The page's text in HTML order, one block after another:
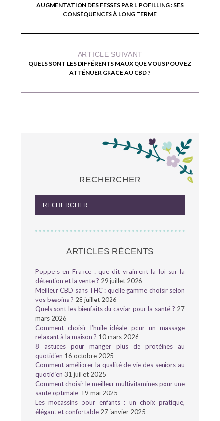
AUGMENTATION DES FESSES PAR LIPOFILLING : SES
CONSÉQUENCES À LONG TERME
ARTICLE SUIVANT
QUELS SONT LES DIFFÉRENTS MAUX QUE VOUS POUVEZ
ATTÉNUER GRÂCE AU CBD ?
RECHERCHER
ARTICLES RÉCENTS
Poppers en France : que dit vraiment la loi sur la
détention et la vente ? 29 juillet 2026
Meilleur CBD sans THC : quelle gamme choisir selon
vos besoins ? 28 juillet 2026
Quels sont les bienfaits du caviar pour la santé ? 27
mars 2026
Comment choisir l’huile idéale pour un massage
relaxant à la maison ? 10 mars 2026
8 astuces pour manger plus de protéines au
quotidien 16 octobre 2025
Comment améliorer la qualité de vie des seniors au
quotidien 31 juillet 2025
Comment choisir le meilleur multivitamines pour une
santé optimale 19 mai 2025
Les mocassins pour enfants : un choix pratique,
élégant et confortable 27 janvier 2025